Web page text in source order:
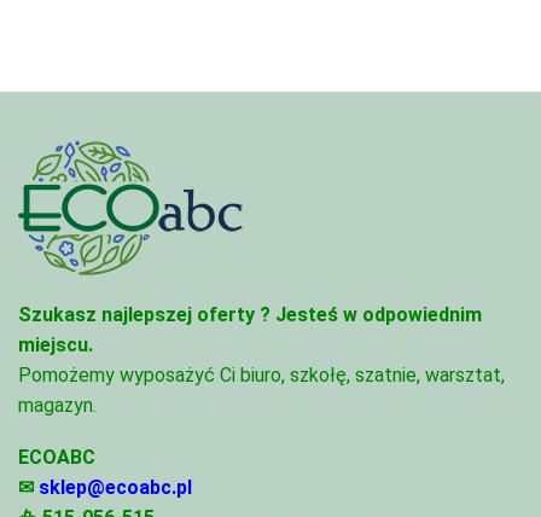
Szukasz najlepszej oferty ? Jesteś w odpowiednim
miejscu.
Pomożemy wyposażyć Ci biuro, szkołę, szatnie, warsztat,
magazyn.
ECOABC
✉ sklep@ecoabc.pl